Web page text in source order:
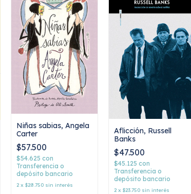
Niñas sabias, Angela
Carter
$57.500
$54.625 con
Transferencia o
depósito bancario
2 x $28.750 sin interés
Aflicción, Russell
Banks
$47.500
$45.125 con
Transferencia o
depósito bancario
2 x $23.750 sin interés